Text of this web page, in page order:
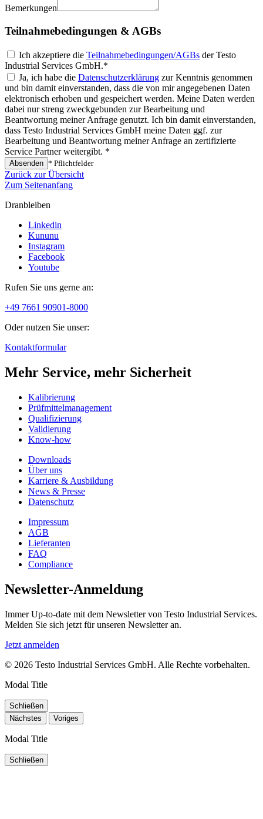
Bemerkungen
Teilnahmebedingungen & AGBs
Ich akzeptiere die Teilnahmebedingungen/AGBs der Testo
Industrial Services GmbH.*
Ja, ich habe die Datenschutzerklärung zur Kenntnis genommen
und bin damit einverstanden, dass die von mir angegebenen Daten
elektronisch erhoben und gespeichert werden. Meine Daten werden
dabei nur streng zweckgebunden zur Bearbeitung und
Beantwortung meiner Anfrage genutzt. Ich bin damit einverstanden,
dass Testo Industrial Services GmbH meine Daten ggf. zur
Bearbeitung und Beantwortung meiner Anfrage an zertifizierte
Service Partner weitergibt. *
Absenden * Pflichtfelder
Zurück zur Übersicht
Zum Seitenanfang
Dranbleiben
Linkedin
Kununu
Instagram
Facebook
Youtube
Rufen Sie uns gerne an:
+49 7661 90901-8000
Oder nutzen Sie unser:
Kontaktformular
Mehr Service, mehr Sicherheit
Kalibrierung
Prüfmittelmanagement
Qualifizierung
Validierung
Know-how
Downloads
Über uns
Karriere & Ausbildung
News & Presse
Datenschutz
Impressum
AGB
Lieferanten
FAQ
Compliance
Newsletter-Anmeldung
Immer Up-to-date mit dem Newsletter von Testo Industrial Services.
Melden Sie sich jetzt für unseren Newsletter an.
Jetzt anmelden
© 2026 Testo Industrial Services GmbH. Alle Rechte vorbehalten.
Modal Title
Schließen
Nächstes
Voriges
Modal Title
Schließen